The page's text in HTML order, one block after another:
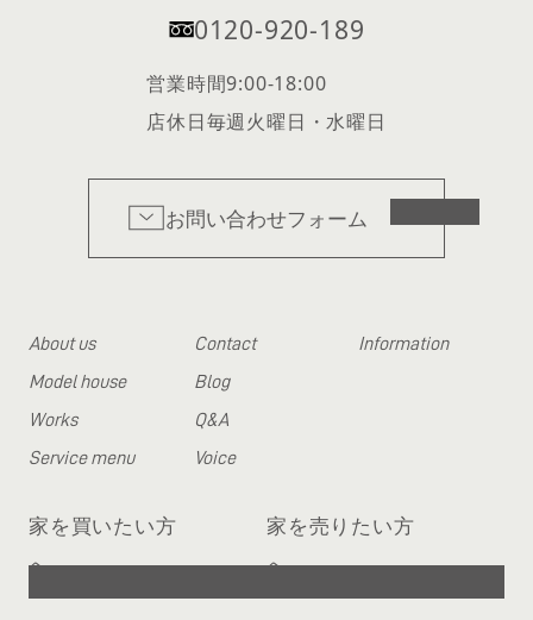
0120-920-189
営業時間9:00-18:00
店休日毎週火曜日・水曜日
お問い合わせフォーム
About us
Model house
Works
Service menu
Contact
Blog
Q&A
Voice
Information
家を買いたい方
へ
家を売りたい方
へ